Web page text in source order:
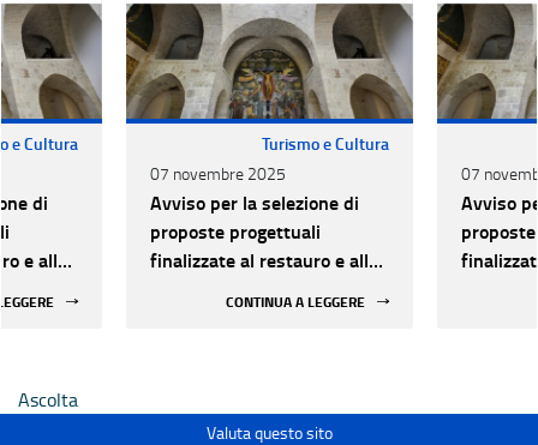
e Cultura
di
e alla
Turismo e Cultura
07 novembre 2025
Avviso per la selezione di
proposte progettuali
finalizzate al restauro e alla
CONTINUA A LEGGERE
07
Avviso
Ascolta
Valuta questo sito